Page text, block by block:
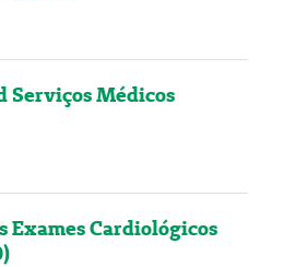
Serviços Médicos
Exames Cardiológicos